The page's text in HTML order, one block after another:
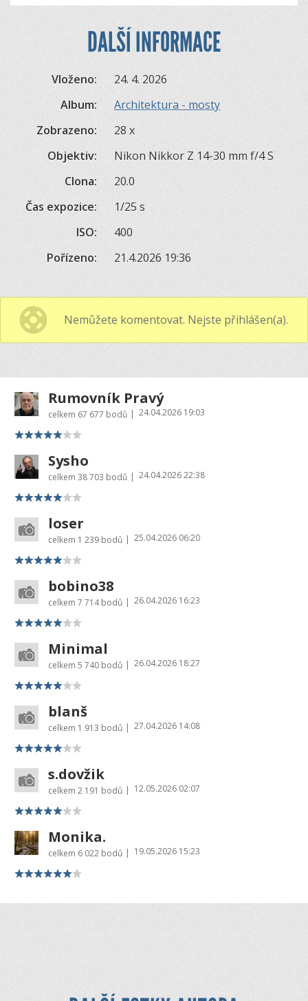
DALŠÍ INFORMACE
Vloženo:
24. 4. 2026
Album:
Architektura - mosty
Zobrazeno:
28 x
Objektiv:
Nikon Nikkor Z 14-30 mm f/4 S
Clona:
20.0
Čas expozice:
1/25 s
ISO:
400
Pořízeno:
21.4.2026 19:36
Nemůžete komentovat. Nejste přihlášen(a).
Rumovník Pravý
celkem 67 677 bodů | 24.04.2026 19:03
Sysho
celkem 38 703 bodů | 24.04.2026 22:38
loser
celkem 1 239 bodů | 25.04.2026 06:20
bobino38
celkem 7 714 bodů | 26.04.2026 16:23
Minimal
celkem 5 740 bodů | 26.04.2026 18:27
blanš
celkem 1 913 bodů | 27.04.2026 14:08
s.dovžik
celkem 2 191 bodů | 12.05.2026 02:07
Monika.
celkem 6 022 bodů | 19.05.2026 15:23